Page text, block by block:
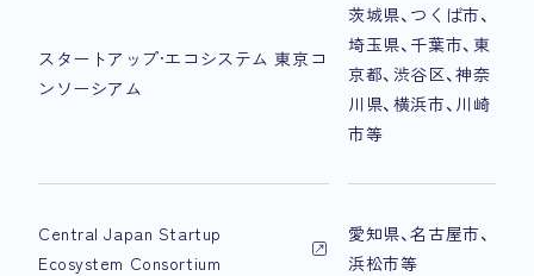
スタートアップ·エコシステム 東京コ
ンソーシアム
茨城県、つくば市、
埼玉県、千葉市、東
京都、渋谷区、神奈
川県、横浜市、川崎
市等
Central Japan Startup
Ecosystem Consortium
愛知県、名古屋市、
浜松市等